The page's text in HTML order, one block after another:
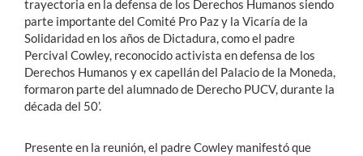
trayectoria en la defensa de los Derechos Humanos siendo
parte importante del Comité Pro Paz y la Vicaría de la
Solidaridad en los años de Dictadura, como el padre
Percival Cowley, reconocido activista en defensa de los
Derechos Humanos y ex capellán del Palacio de la Moneda,
formaron parte del alumnado de Derecho PUCV, durante la
década del 50’.
Presente en la reunión, el padre Cowley manifestó que